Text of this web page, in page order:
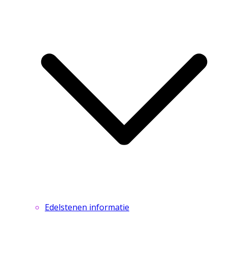
Edelstenen informatie